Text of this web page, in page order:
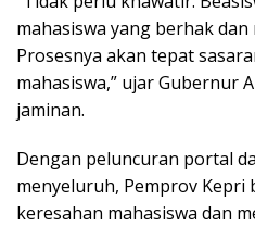
mahasiswa yang berhak
Prosesnya akan tepat
mahasiswa,” ujar Gubernur
jaminan.
Dengan peluncuran portal
menyeluruh, Pemprov Kepri
keresahan mahasiswa dan